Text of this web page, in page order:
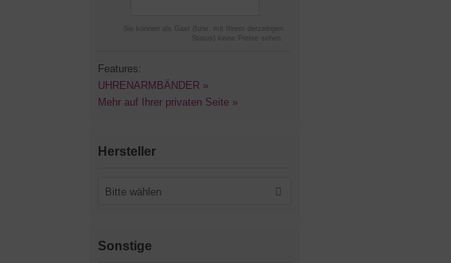
Sie können als Gast (bzw. mit Ihrem derzeitigen
Status) keine Preise sehen.
Features:
UHRENARMBÄNDER »
Mehr auf Ihrer privaten Seite »
Hersteller
Bitte wählen
Sonstige